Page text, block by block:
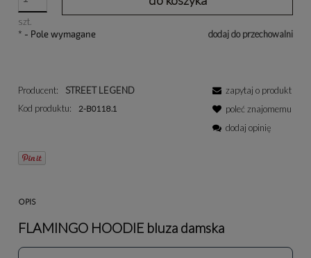
szt.
dodaj do przechowalni
* - Pole wymagane
Producent:
STREET LEGEND
Kod produktu:
2-B0118.1
zapytaj o produkt
poleć znajomemu
dodaj opinię
OPIS
FLAMINGO HOODIE bluza damska